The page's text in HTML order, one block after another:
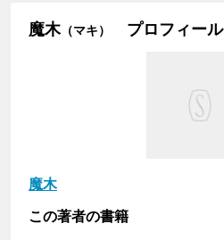
魔木（マキ） プロフィール
魔木
この著者の書籍